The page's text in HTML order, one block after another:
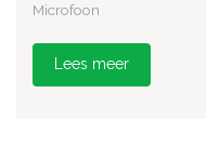
Microfoon
Lees meer